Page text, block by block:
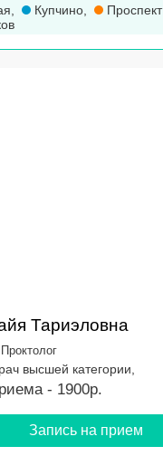
, Купчино,
Проспект
Тариэловна
Проктолог
высшей категории,
- 1900р.
Запись на прием